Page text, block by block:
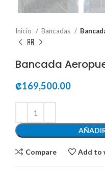
Inicio Bancadas
Bancada
₡169,500.00
Compare Add to